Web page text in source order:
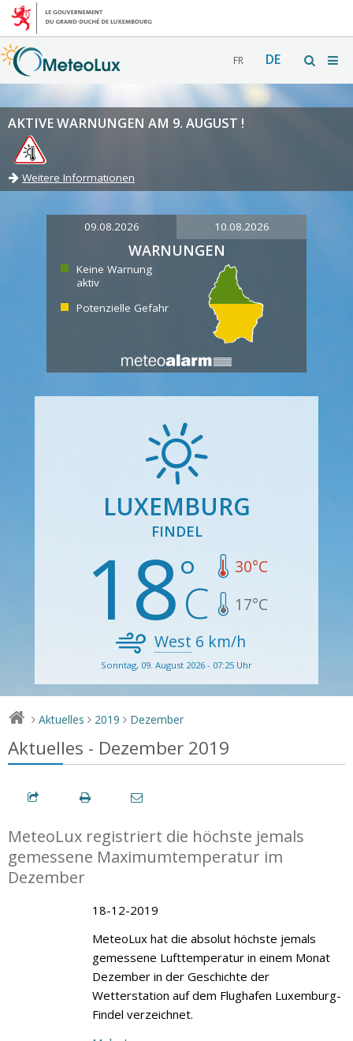
FR DE
AKTIVE WARNUNGEN AM 9. AUGUST !
Weitere Informationen
09.08.2026 10.08.2026
WARNUNGEN
Keine Warnung
aktiv
Potenzielle Gefahr
LUXEMBURG
FINDEL
18 30°C
17°C
West 6 km/h
Sonntag, 09. August 2026 - 07:25 Uhr
> Aktuelles > 2019 > Dezember
Aktuelles - Dezember 2019
MeteoLux registriert die höchste jemals
gemessene Maximumtemperatur im
Dezember
18-12-2019
MeteoLux hat die absolut höchste jemals
gemessene Lufttemperatur in einem Monat
Dezember in der Geschichte der
Wetterstation auf dem Flughafen Luxemburg-
Findel verzeichnet.